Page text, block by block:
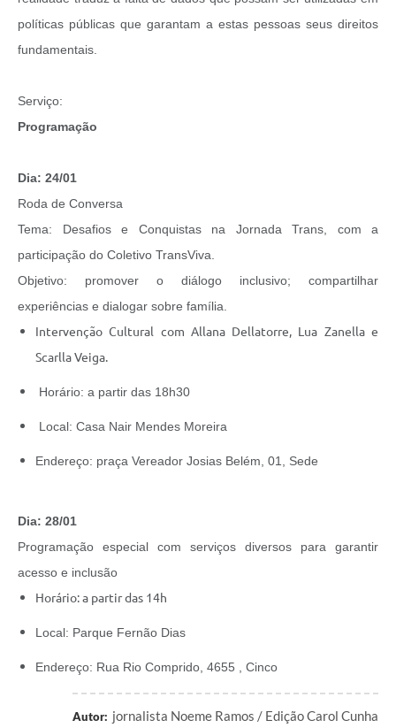
políticas públicas que garantam a estas pessoas seus direitos
fundamentais.
Serviço:
Programação
Dia: 24/01
Roda de Conversa
Tema: Desafios e Conquistas na Jornada Trans, com a
participação do Coletivo TransViva.
Objetivo: promover o diálogo inclusivo; compartilhar
experiências e dialogar sobre família.
Intervenção Cultural com Allana Dellatorre, Lua Zanella e
Scarlla Veiga.
Horário: a partir das 18h30
Local: Casa Nair Mendes Moreira
Endereço: praça Vereador Josias Belém, 01, Sede
Dia: 28/01
Programação especial com serviços diversos para garantir
acesso e inclusão
Horário: a partir das 14h
Local: Parque Fernão Dias
Endereço: Rua Rio Comprido, 4655 , Cinco
Autor: jornalista Noeme Ramos / Edição Carol Cunha